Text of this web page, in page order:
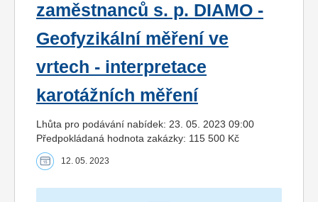
zaměstnanců s. p. DIAMO -
Geofyzikální měření ve
vrtech - interpretace
karotážních měření
Lhůta pro podávání nabídek: 23. 05. 2023 09:00
Předpokládaná hodnota zakázky: 115 500 Kč
12. 05. 2023